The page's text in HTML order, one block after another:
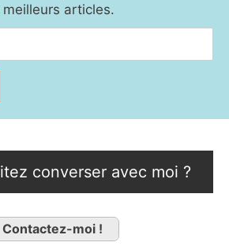
articles.
converser avec moi ?
Contactez-moi !